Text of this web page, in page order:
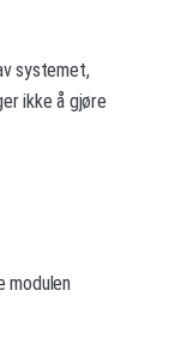
systemet,
ikke å gjøre
modulen